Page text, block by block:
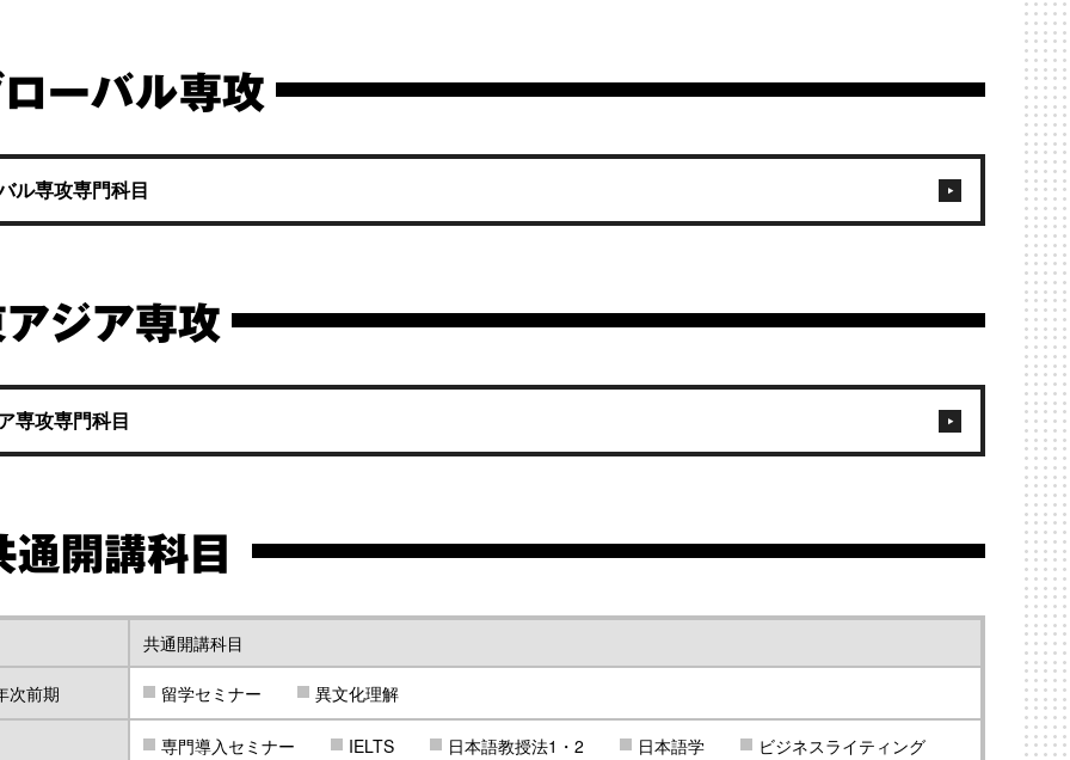
ーバル専攻
ル専攻専門科目
ジア専攻
専攻専門科目
通開講科目
共通開講科目
次前期 留学セミナー 異文化理解
専門導入セミナー IELTS 日本語教授法1・2 日本語学
ビジネスライティング